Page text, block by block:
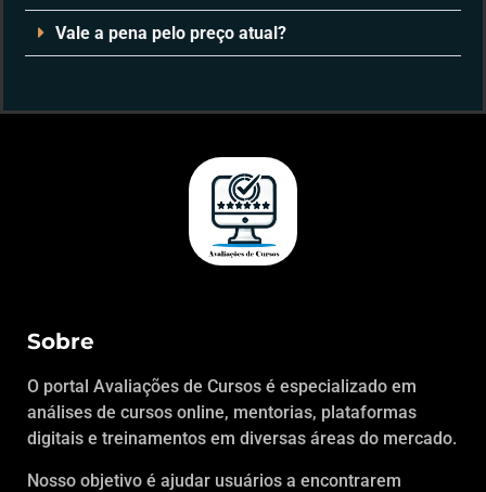
Vale a pena pelo preço atual?
Sobre
O portal Avaliações de Cursos é especializado em
análises de cursos online, mentorias, plataformas
digitais e treinamentos em diversas áreas do mercado.
Nosso objetivo é ajudar usuários a encontrarem